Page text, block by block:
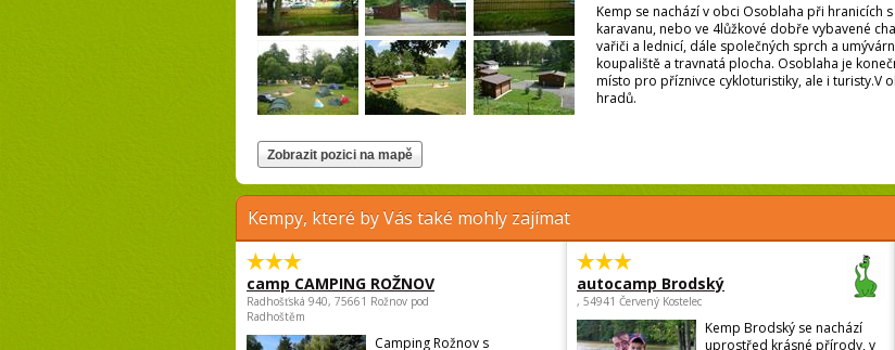
Kemp se nachází v obci Osoblaha při hranicích
karavanu, nebo ve 4lůžkové dobře vybavené
vařiči a lednicí, dále společných sprch a
koupaliště a travnatá plocha. Osoblaha je
místo pro příznivce cykloturistiky, ale i turisty.V
hradů.
Kempy, které by Vás také mohly zajímat
camp CAMPING ROŽNOV
Radhošťská 940, 75661 Rožnov pod
Radhoštěm
Camping Rožnov s
autocamp Brodský
, 54941 Červený Kostelec
Kemp Brodský se nachází
uprostřed krásné přírody, v